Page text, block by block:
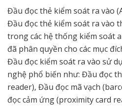
Đầu đọc thẻ kiểm soát ra vào
Đầu đọc thẻ kiểm soát ra vào
trong các hệ thống kiểm soát
đã phân quyền cho các mục
Đầu đọc kiểm soát ra vào sử
nghệ phổ biến như: Đầu đọc
reader), Đầu đọc mã vạch
đọc cảm ứng (proximity card